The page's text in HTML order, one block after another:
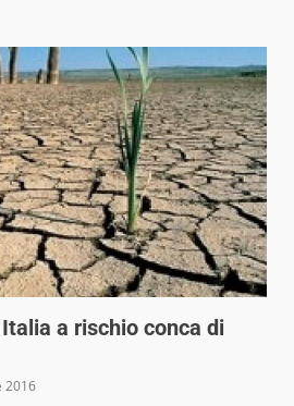
a rischio conca di
2016